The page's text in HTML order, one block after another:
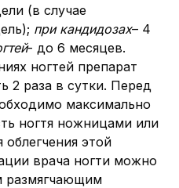
(в случае
при кандидозах– 4
- до 6 месяцев.
ногтей препарат
2 раза в сутки. Перед
максимально
ногтя ножницами или
облегчения этой
врача ногти можно
размягчающим